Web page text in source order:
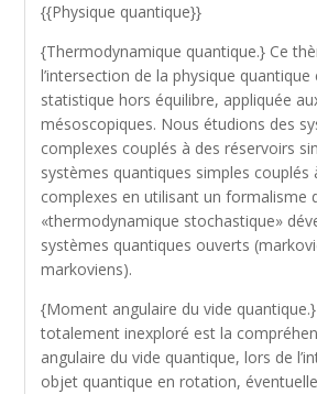
{{Physique quantique}}
{Thermodynamique quantique.} Ce
l’intersection de la physique
statistique hors équilibre, appliquée
mésoscopiques. Nous étudions des
complexes couplés à des réservoirs
systèmes quantiques simples couplés
complexes en utilisant un formalisme
«thermodynamique stochastique»
systèmes quantiques ouverts
markoviens).
{Moment angulaire du vide
totalement inexploré est la
angulaire du vide quantique, lors de
objet quantique en rotation,